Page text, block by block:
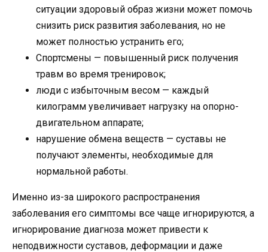
ситуации здоровый образ жизни может помочь
снизить риск развития заболевания, но не
может полностью устранить его;
Спортсмены — повышенный риск получения
травм во время тренировок;
люди с избыточным весом — каждый
килограмм увеличивает нагрузку на опорно-
двигательном аппарате;
нарушение обмена веществ — суставы не
получают элементы, необходимые для
нормальной работы.
Именно из-за широкого распространения
заболевания его симптомы все чаще игнорируются, а
игнорирование диагноза может привести к
неподвижности суставов, деформации и даже